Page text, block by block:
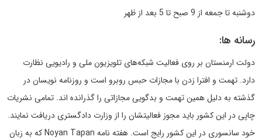
دوشنبه تا جمعه از 9 صبح تا 5 بعد از ظهر
رسانه ها:
دولت ارمنستان بر روی فعالیت شبکه‌های تلویزیون ملی و رادیویی نظارت
دارد. تهمت و افترا زدن با مجازات حبس روبرو است و روزنامه نویسان در
گذشته به دلیل همین تهمت و بدگویی مجازاتی را گذرانده اند. تمامی نشریات
چاپی در این کشور باید مجوز فعالیتشان را از وزارت دادگستری دریافت نمایند.
خود سانسوری در این کشور رایج است. هفته نامه Noyan Tapan که به زبان